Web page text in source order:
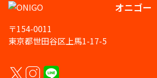
オニゴー
〒154-0011
東京都世田谷区上馬1-17-5